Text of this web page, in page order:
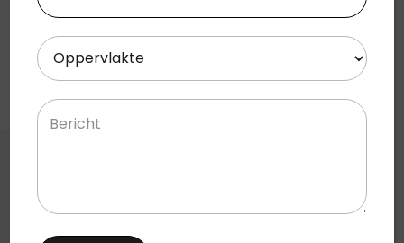
4,5/5 uit 32 reviews
cruciaal is voor uw klimaatsysteem
Oppervlakte
Bericht